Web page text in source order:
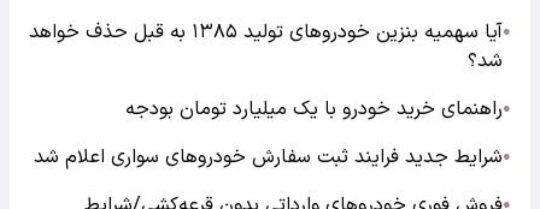
●
آیا سهمیه بنزین خودروهای تولید ۱۳۸۵ به قبل حذف خواهد
شد؟
●راهنمای خرید خودرو با یک میلیارد تومان بودجه
●شرایط جدید فرایند ثبت سفارش خودروهای سواری اعلام شد
●